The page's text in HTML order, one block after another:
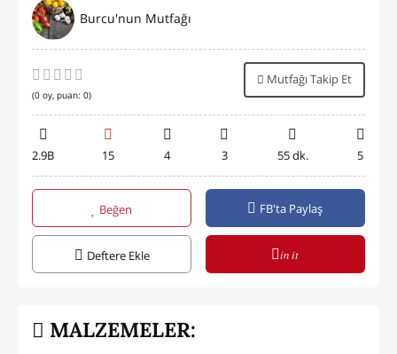
Burcu'nun Mutfağı
(0 oy, puan: 0)
Mutfağı Takip Et
2.9B 15 4 3 55 dk. 5
Beğen FB'ta Paylaş
Deftere Ekle in it
MALZEMELER: